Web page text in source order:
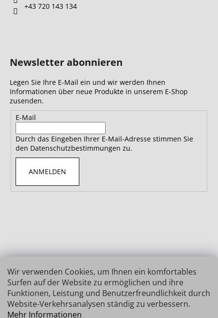
Wir verwenden Cookies, um Ihnen ein komfortables
Surfen auf der Website zu ermöglichen und ihre
Funktionen, Leistung und Benutzerfreundlichkeit durch
Website-Verkehrsanalysen ständig zu verbessern.
Mehr Informationen
+43 720 143 134
Newsletter abonnieren
Legen Sie Ihre E-Mail ein und wir werden Ihnen
Informationen über neue Produkte in unserem E-Shop
zusenden.
E-Mail
Durch das Eingeben Ihrer E-Mail-Adresse stimmen Sie
den Datenschutzbestimmungen zu.
ANMELDEN